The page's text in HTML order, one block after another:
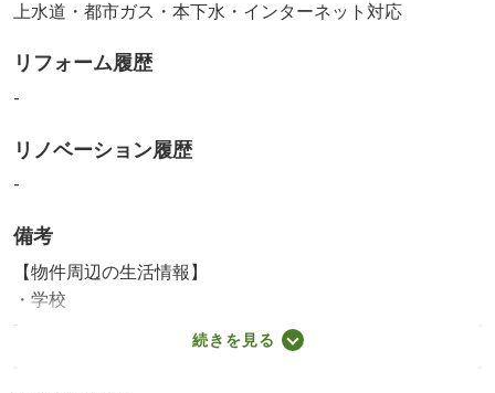
上水道・都市ガス・本下水・インターネット対応
リフォーム履歴
-
リノベーション履歴
-
備考
【物件周辺の生活情報】
・学校
氷野小学校（491m）、南郷中学校（669m）
続きを見る